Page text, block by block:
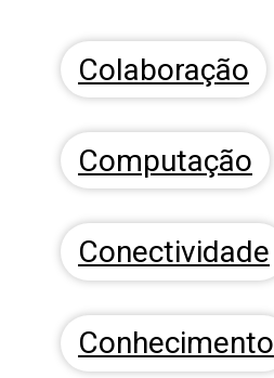
Colaboração
Computação
Conectividade
Conhecimento